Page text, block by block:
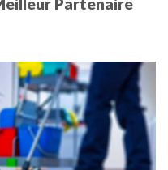
Partenaire